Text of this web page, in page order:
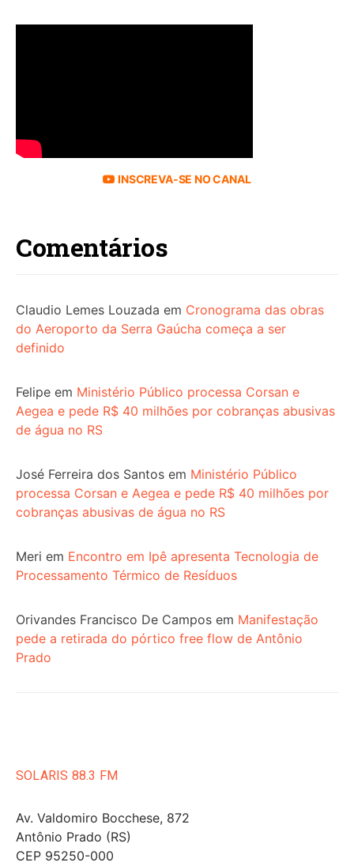
INSCREVA-SE NO CANAL
Comentários
Claudio Lemes Louzada em Cronograma das obras
do Aeroporto da Serra Gaúcha começa a ser
definido
Felipe em Ministério Público processa Corsan e
Aegea e pede R$ 40 milhões por cobranças abusivas
de água no RS
José Ferreira dos Santos em Ministério Público
processa Corsan e Aegea e pede R$ 40 milhões por
cobranças abusivas de água no RS
Meri em Encontro em Ipê apresenta Tecnologia de
Processamento Térmico de Resíduos
Orivandes Francisco De Campos em Manifestação
pede a retirada do pórtico free flow de Antônio
Prado
SOLARIS 88.3 FM
Av. Valdomiro Bocchese, 872
Antônio Prado (RS)
CEP 95250-000